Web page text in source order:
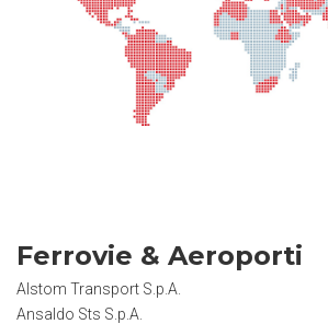
Ferrovie & Aeroporti
Alstom Transport S.p.A.
Ansaldo Sts S.p.A.